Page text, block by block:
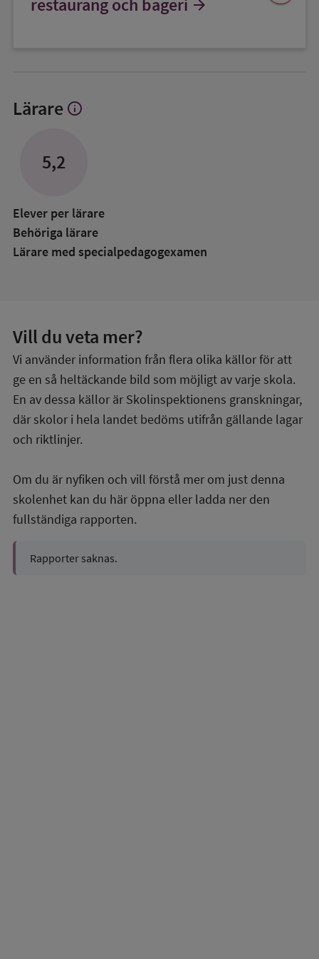
restaurang och bageri arrow_forward
Lärare Visa
info
5,2
Elever per lärare
Behöriga lärare
Lärare med specialpedagog­examen
Vill du veta mer?
Vi använder information från flera olika källor för att
ge en så heltäckande bild som möjligt av varje skola.
En av dessa källor är Skolinspektionens granskningar,
där skolor i hela landet bedöms utifrån gällande lagar
och riktlinjer.
Om du är nyfiken och vill förstå mer om just denna
skolenhet kan du här öppna eller ladda ner den
fullständiga rapporten.
Rapporter saknas.